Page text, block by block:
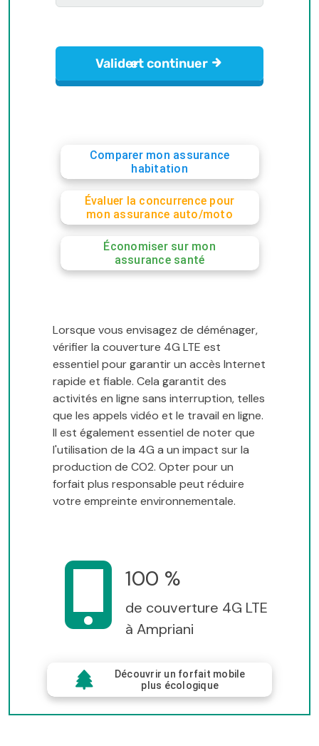
Comparer mon assurance
habitation
Évaluer la concurrence pour
mon assurance auto/moto
Économiser sur mon
assurance santé
Lorsque vous envisagez de déménager,
vérifier la couverture 4G LTE est
essentiel pour garantir un accès Internet
rapide et fiable. Cela garantit des
activités en ligne sans interruption, telles
que les appels vidéo et le travail en ligne.
Il est également essentiel de noter que
l'utilisation de la 4G a un impact sur la
production de CO2. Opter pour un
forfait plus responsable peut réduire
votre empreinte environnementale.
100 %
de couverture 4G LTE
à Ampriani
Découvrir un forfait mobile
plus écologique